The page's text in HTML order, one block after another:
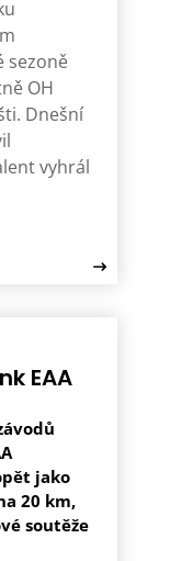
sezoně
OH
Dnešní
vyhrál
EAA
jako
20 km,
soutěže